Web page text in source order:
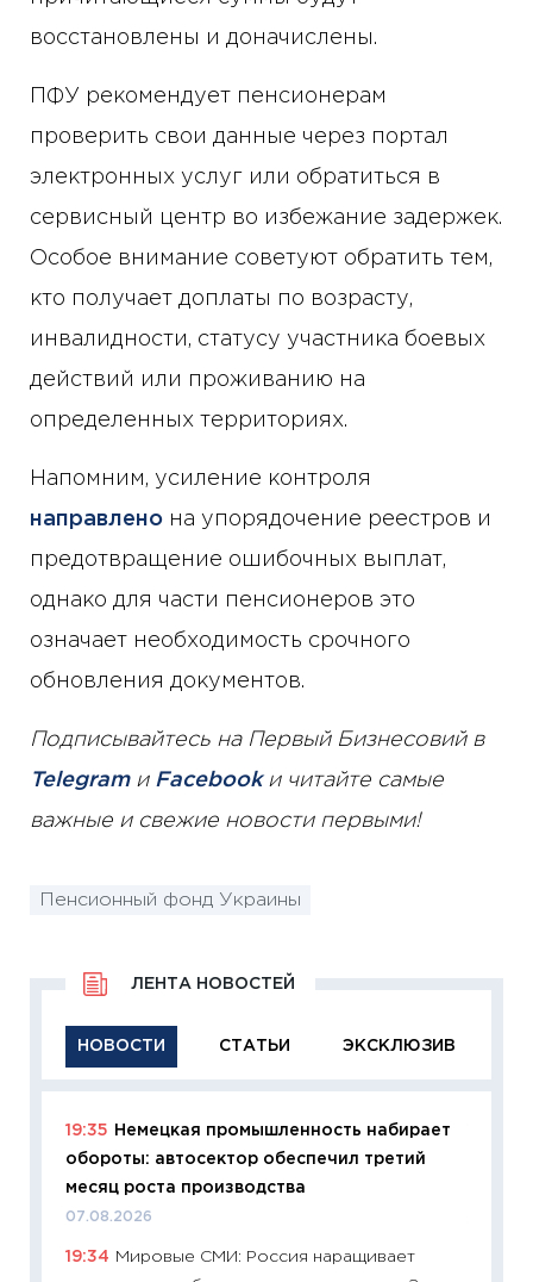
восстановлены и доначислены.
ПФУ рекомендует пенсионерам
проверить свои данные через портал
электронных услуг или обратиться в
сервисный центр во избежание задержек.
Особое внимание советуют обратить тем,
кто получает доплаты по возрасту,
инвалидности, статусу участника боевых
действий или проживанию на
определенных территориях.
Напомним, усиление контроля
направлено на упорядочение реестров и
предотвращение ошибочных выплат,
однако для части пенсионеров это
означает необходимость срочного
обновления документов.
Подписывайтесь на Первый Бизнесовий в
Telegramи Facebookи читайте самые
важные и свежие новости первыми!
Пенсионный фонд Украины
НОВОСТИ СТАТЬИ ЭКСКЛЮЗИВ
ЛЕНТА НОВОСТЕЙ
19:35
Немецкая промышленность набирает
обороты: автосектор обеспечил третий
месяц роста производства
07.08.2026
19:34 Мировые СМИ: Россия наращивает